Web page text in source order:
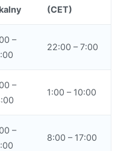
(CET)
–
22:00 – 7:00
–
1:00 – 10:00
–
8:00 – 17:00